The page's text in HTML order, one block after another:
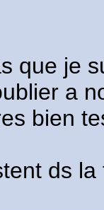
que je
a
bien
ds